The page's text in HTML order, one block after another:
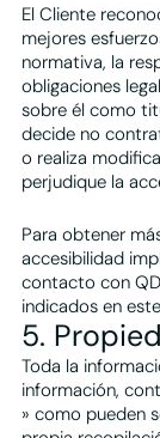
El Cliente
mejores
normativa, la
obligaciones
sobre él como
decide no
o realiza
perjudique la
Para obtener
accesibilidad
contacto con
indicados en
5.
Toda la
información,
» como pueden